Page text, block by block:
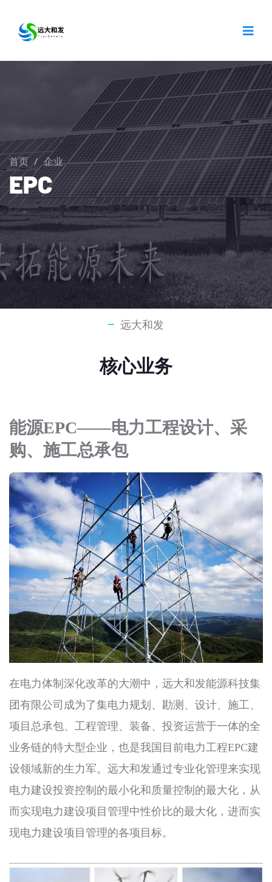
首页 / 企业
EPC
远大和发
核心业务
能源EPC——电力工程设计、采
购、施工总承包
在电力体制深化改革的大潮中，远大和发能源科技集
团有限公司成为了集电力规划、勘测、设计、施工、
项目总承包、工程管理、装备、投资运营于一体的全
业务链的特大型企业，也是我国目前电力工程EPC建
设领域新的生力军。远大和发通过专业化管理来实现
电力建设投资控制的最小化和质量控制的最大化，从
而实现电力建设项目管理中性价比的最大化，进而实
现电力建设项目管理的各项目标。